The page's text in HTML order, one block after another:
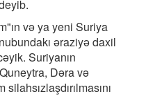
və ya yeni Suriya
əraziyə daxil
Suriyanın
Dəra və